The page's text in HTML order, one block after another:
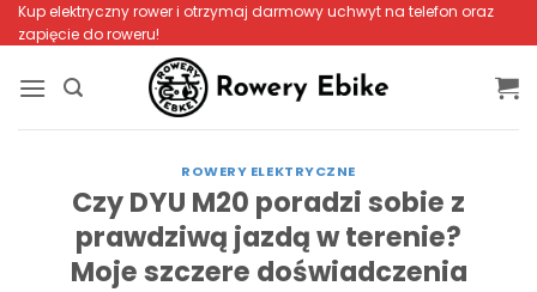
Przewiń
do
zawartości
Kup elektryczny rower i otrzymaj darmowy uchwyt na telefon oraz
zapięcie do roweru!
ROWERY ELEKTRYCZNE
Czy DYU M20 poradzi sobie z
prawdziwą jazdą w terenie?
Moje szczere doświadczenia